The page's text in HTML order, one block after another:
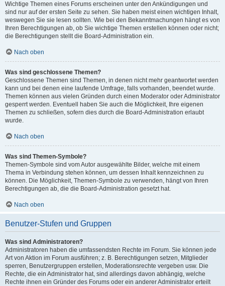
Wichtige Themen eines Forums erscheinen unter den Ankündigungen und
sind nur auf der ersten Seite zu sehen. Sie haben meist einen wichtigen Inhalt,
weswegen Sie sie lesen sollten. Wie bei den Bekanntmachungen hängt es von
Ihren Berechtigungen ab, ob Sie wichtige Themen erstellen können oder nicht;
die Berechtigungen stellt die Board-Administration ein.
Nach oben
Was sind geschlossene Themen?
Geschlossene Themen sind Themen, in denen nicht mehr geantwortet werden
kann und bei denen eine laufende Umfrage, falls vorhanden, beendet wurde.
Themen können aus vielen Gründen durch einen Moderator oder Administrator
gesperrt werden. Eventuell haben Sie auch die Möglichkeit, Ihre eigenen
Themen zu schließen, sofern dies durch die Board-Administration erlaubt
wurde.
Nach oben
Was sind Themen-Symbole?
Themen-Symbole sind vom Autor ausgewählte Bilder, welche mit einem
Thema in Verbindung stehen können, um dessen Inhalt kennzeichnen zu
können. Die Möglichkeit, Themen-Symbole zu verwenden, hängt von Ihren
Berechtigungen ab, die die Board-Administration gesetzt hat.
Nach oben
Benutzer-Stufen und Gruppen
Was sind Administratoren?
Administratoren haben die umfassendsten Rechte im Forum. Sie können jede
Art von Aktion im Forum ausführen; z. B. Berechtigungen setzen, Mitglieder
sperren, Benutzergruppen erstellen, Moderationsrechte vergeben usw. Die
Rechte, die ein Administrator hat, sind allerdings davon abhängig, welche
Rechte ihnen ein Gründer des Forums oder ein anderer Administrator erteilt